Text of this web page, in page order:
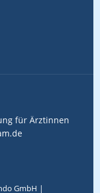
für Ärztinnen
GmbH |